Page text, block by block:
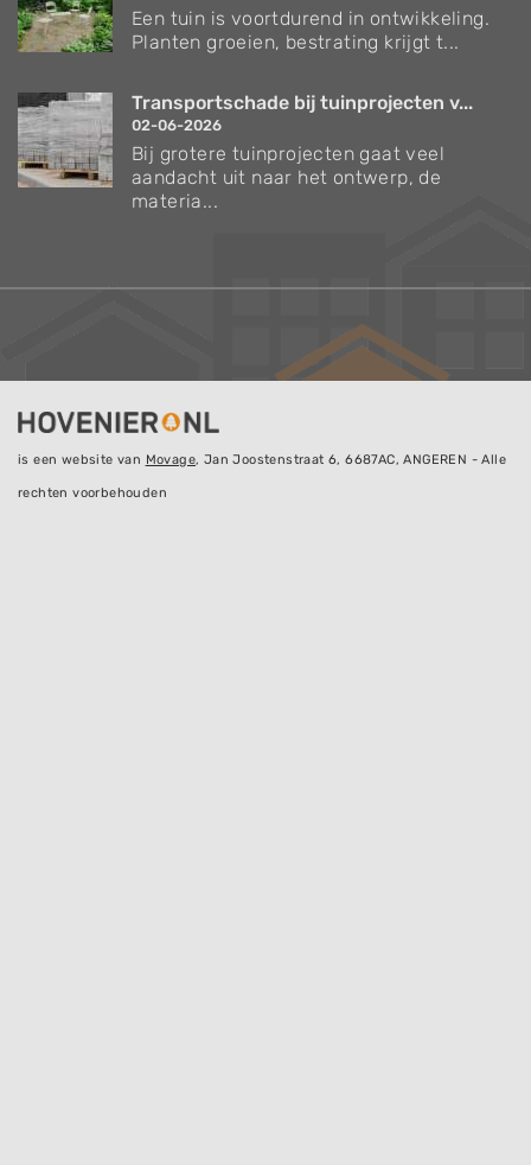
Een tuin is voortdurend in ontwikkeling.
Planten groeien, bestrating krijgt t...
Transportschade bij tuinprojecten v...
02-06-2026
Bij grotere tuinprojecten gaat veel
aandacht uit naar het ontwerp, de
materia...
is een website van Movage, Jan Joostenstraat 6, 6687AC, ANGEREN - Alle
rechten voorbehouden